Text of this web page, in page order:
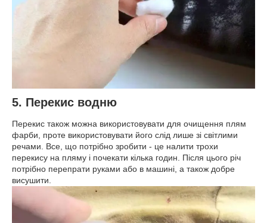
5. Перекис водню
Перекис також можна використовувати для очищення плям
фарби, проте використовувати його слід лише зі світлими
речами. Все, що потрібно зробити - це налити трохи
перекису на пляму і почекати кілька годин. Після цього річ
потрібно перепрати руками або в машині, а також добре
висушити.